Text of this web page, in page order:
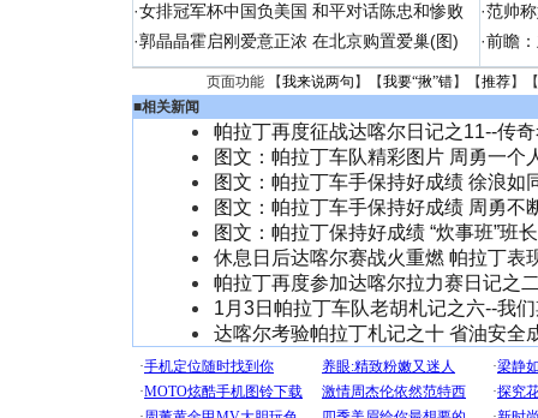
·女排冠军杯中国负美国 和平对话陈忠和惨败
·郭晶晶霍启刚爱意正浓 在北京购置爱巢(图)
·范帅
·前瞻
页面功能 【我来说两句 】【我要“揪”错】【推荐】
■相关新闻
帕拉丁再度征战达喀尔日记之11--传
图文：帕拉丁车队精彩图片 周勇一个
图文：帕拉丁车手保持好成绩 徐浪如
图文：帕拉丁车手保持好成绩 周勇不
图文：帕拉丁保持好成绩 “炊事班”班
休息日后达喀尔赛战火重燃 帕拉丁表
帕拉丁再度参加达喀尔拉力赛日记之
1月3日帕拉丁车队老胡札记之六--我
达喀尔考验帕拉丁札记之十 省油安全